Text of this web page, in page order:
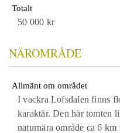
Totalt
50 000 kr
NÄROMRÅDE
Allmänt om området
I vackra Lofsdalen finns
karaktär. Den här tomten
naturnära område ca 6